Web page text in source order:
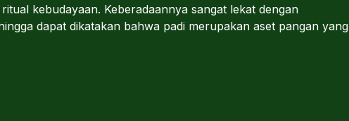
kebudayaan. Keberadaannya sangat lekat dengan
dapat dikatakan bahwa padi merupakan aset pangan yang